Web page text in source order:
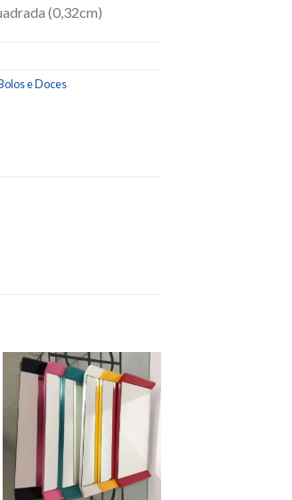
(0,32cm)
e Doces
Add to
wishlist